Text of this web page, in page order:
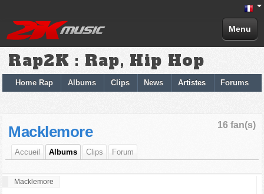
Menu
Rap2K : Rap, Hip Hop
Home Rap Albums Clips News Artistes Forums
16 fan(s)
Macklemore
Accueil Albums Clips Forum
Macklemore